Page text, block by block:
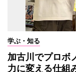
学ぶ・知る
加古川でプロ
力に変える仕組